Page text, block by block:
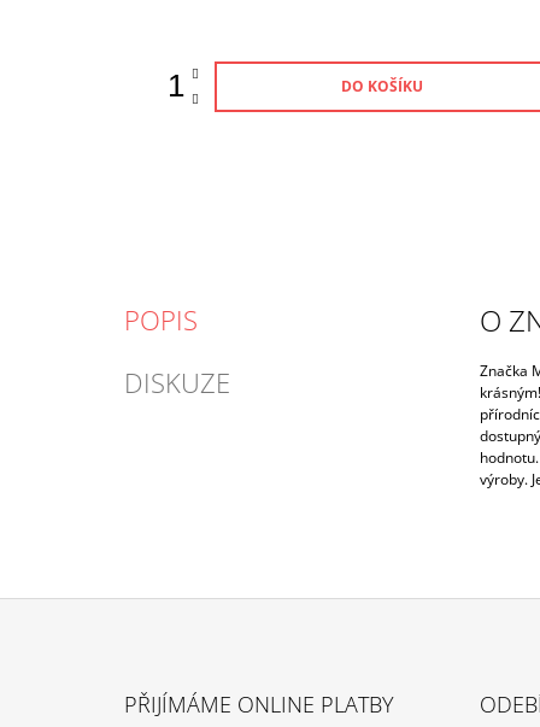
DO KOŠÍKU
POPIS
DISKUZE
O
Značka
výroby.
PŘIJÍMÁME ONLINE PLATBY